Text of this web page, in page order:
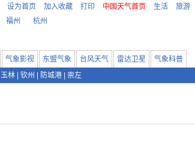
设为首页 加入收藏 打印 中国天气首页 生活 旅游
福州 杭州
气象影视 东盟气象 台风天气 雷达卫星
气象科普
玉林 钦州 防城港 崇左